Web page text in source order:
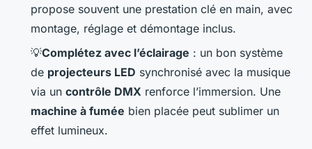
propose souvent une prestation clé en main, avec
montage, réglage et démontage inclus.
💡Complétez avec l’éclairage : un bon système
de projecteurs LED synchronisé avec la musique
via un contrôle DMX renforce l’immersion. Une
machine à fumée bien placée peut sublimer un
effet lumineux.